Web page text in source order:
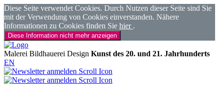
Diese Seite verwendet Cookies. Durch Nutzen dieser Seite sind Sie
mit der Verwendung von Cookies einverstanden. Nähere
Informationen zu Cookies finden Sie hier .
Diese Information nicht mehr anzeigen
Malerei Bildhauerei Design Kunst des 20. und 21. Jahrhunderts
EN